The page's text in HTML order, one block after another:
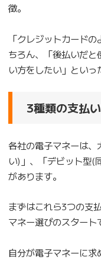
徴。
「クレジットカード
ちろん、「後払いだ
い方をしたい」といっ
3種類の支払
各社の電子マネーは
い)」、「デビット型(
があります。
まずはこれら3つの支
マネー選びのスタート
自分が電子マネーに